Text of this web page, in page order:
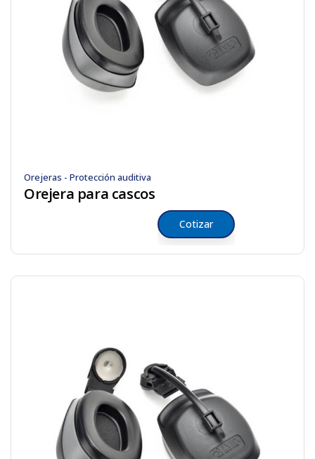
Orejeras - Protección auditiva
Orejera para cascos
Cotizar